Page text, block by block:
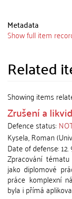
Metadata
Show full item
Related
Showing items
Zrušení a
Defence status:
Kysela, Roman(
Date of defense:
Zpracování
jako diplomové
práce komplexní
byla i přímá